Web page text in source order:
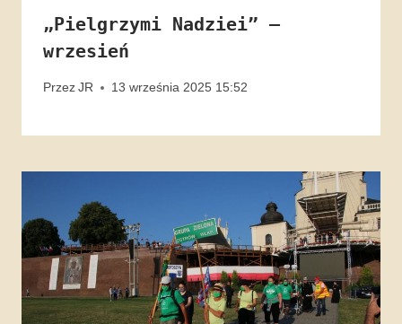
„Pielgrzymi Nadziei” –
wrzesień
PrzezJR 13 września 2025 15:52